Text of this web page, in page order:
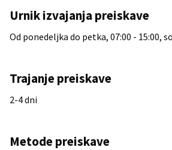
Urnik izvajanja preiskave
Od ponedeljka do petka, 07:00 - 15:00,
Trajanje preiskave
2-4 dni
Metode preiskave